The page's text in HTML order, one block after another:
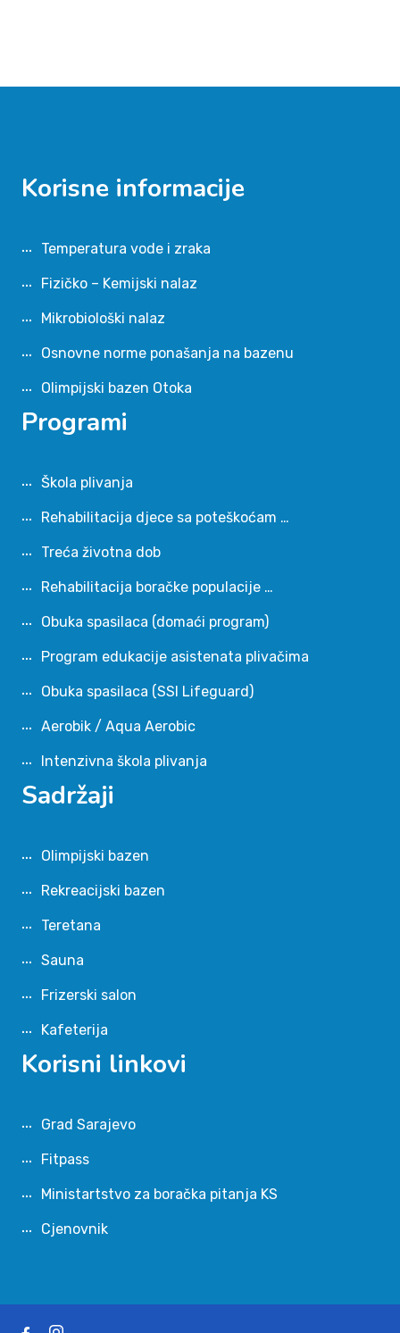
Korisne informacije
Temperatura vode i zraka
Fizičko – Kemijski nalaz
Mikrobiološki nalaz
Osnovne norme ponašanja na bazenu
Olimpijski bazen Otoka
Programi
Škola plivanja
Rehabilitacija djece sa poteškoćam …
Treća životna dob
Rehabilitacija boračke populacije …
Obuka spasilaca (domaći program)
Program edukacije asistenata plivačima
Obuka spasilaca (SSI Lifeguard)
Aerobik / Aqua Aerobic
Intenzivna škola plivanja
Sadržaji
Olimpijski bazen
Rekreacijski bazen
Teretana
Sauna
Frizerski salon
Kafeterija
Korisni linkovi
Grad Sarajevo
Fitpass
Ministartstvo za boračka pitanja KS
Cjenovnik